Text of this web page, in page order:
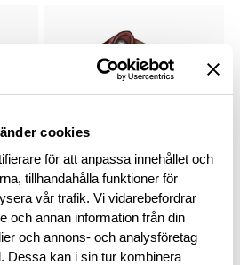
cookies
för att anpassa innehållet och
tillhandahålla funktioner för
vår trafik. Vi vidarebefordrar
och annan information från din
och annons- och analysföretag
Dessa kan i sin tur kombinera
VEGA HOLSTERS
Dolt bälteshölster Glock 17
645 kr